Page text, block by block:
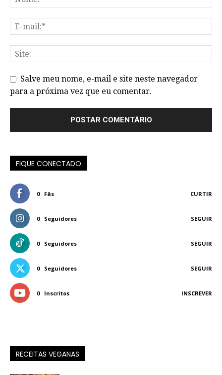
Salve meu nome, e-mail e site neste navegador
para a próxima vez que eu comentar.
FIQUE CONECTADO
0 Fãs CURTIR
0 Seguidores SEGUIR
0 Seguidores SEGUIR
0 Seguidores SEGUIR
0 Inscritos INSCREVER
RECEITAS VEGANAS